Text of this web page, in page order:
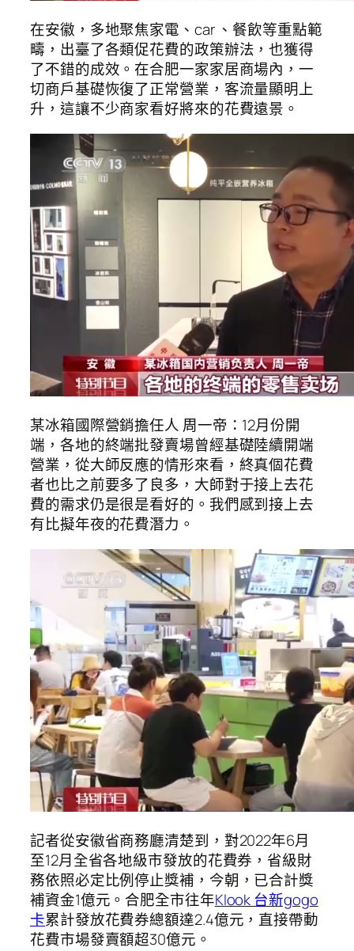
在安徽，多地聚焦家電、car 、餐飲等重點範
疇，出臺了各類促花費的政策辦法，也獲得
了不錯的成效。在合肥一家家居商場內，一
切商戶基礎恢復了正常營業，客流量顯明上
升，這讓不少商家看好將來的花費遠景。
某冰箱國際營銷擔任人 周一帝：12月份開
端，各地的終端批發賣場曾經基礎陸續開端
營業，從大師反應的情形來看，終真個花費
者也比之前要多了良多，大師對于接上去花
費的需求仍是很是看好的。我們感到接上去
有比擬年夜的花費潛力。
記者從安徽省商務廳清楚到，對2022年6月
至12月全省各地級市發放的花費券，省級財
務依照必定比例停止獎補，今朝，已合計獎
補資金1億元。合肥全市往年Klook 台新gogo
卡累計發放花費券總額達2.4億元，直接帶動
花費市場發賣額超30億元。